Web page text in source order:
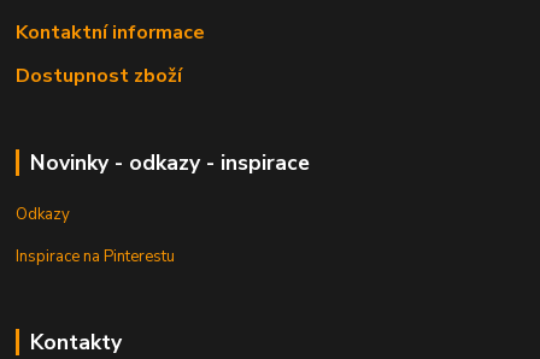
Kontaktní informace
Dostupnost zboží
Novinky - odkazy - inspirace
Odkazy
Inspirace na Pinterestu
Kontakty